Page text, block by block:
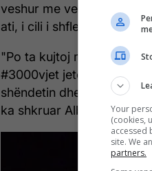
veshur me veshje
ati, i cili i shfletonte atij një
"Po ta kujtoj me këtë
#3000vjet jetofsh sa kjo
shëndetin dhe krejt të
ka shkruar Albatriti në
Your
(cookies,
accessed
site. We
partners.